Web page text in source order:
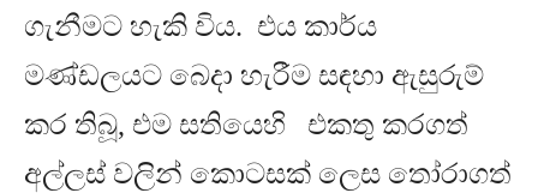
ගැනීමට හැකි විය. එය කාර්ය
මණ්ඩලයට බෙදා හැරීම සඳහා ඇසුරුම්
කර තිබූ, එම සතියෙහි එකතු කරගත්
අල්ලස් වලින් කොටසක් ලෙස තෝරාගත්